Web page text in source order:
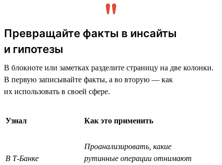
Превращайте факты в инсайты
и гипотезы
В блокноте или заметках разделите страницу на две колонки.
В первую записывайте факты, а во вторую — как
их использовать в своей сфере.
Узнал Как это применить
В Т-Банке
Проанализировать, какие
рутинные операции отнимают